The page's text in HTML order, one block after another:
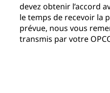
devez obtenir l’accord
le temps de recevoir la
prévue, nous vous
transmis par votre